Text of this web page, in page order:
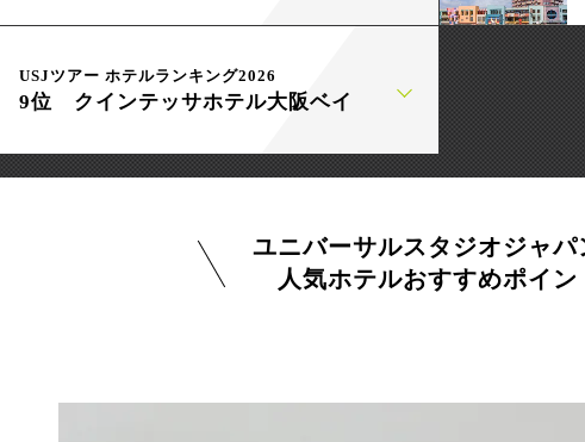
USJツアー ホテルランキング2026
9位 クインテッサホテル大阪ベイ
ユニバーサルスタジオジャ
人気ホテルおすすめポイン